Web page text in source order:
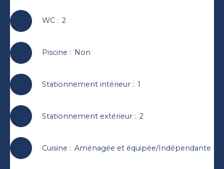
WC: 2
Piscine : Non
Stationnement intérieur: 1
Stationnement extérieur: 2
Cuisine : Aménagée et équipée/Indépendante